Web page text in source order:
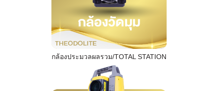
กล้องประมวลผลรวม/TOTAL STATION